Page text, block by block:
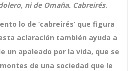
ni de Omaña. Cabreirés.
lo de ‘cabreirés’ que figura
aclaración también ayuda a
un apaleado por la vida, que se
de una sociedad que le